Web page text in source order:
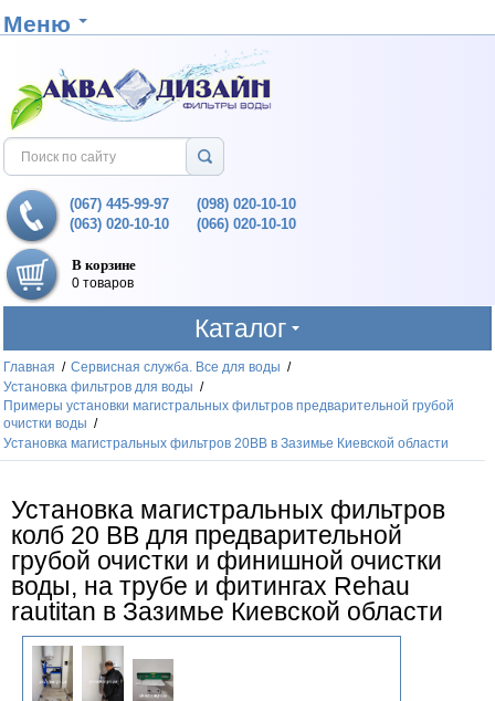
Меню
(067) 445-99-97
(063) 020-10-10
(098) 020-10-10
(066) 020-10-10
В корзине
0 товаров
Каталог
Главная / Сервисная служба. Все для воды /
Установка фильтров для воды /
Примеры установки магистральных фильтров предварительной грубой
очистки воды /
Установка магистральных фильтров 20ВВ в Зазимье Киевской области
Установка магистральных фильтров
колб 20 ВВ для предварительной
грубой очистки и финишной очистки
воды, на трубе и фитингах Rehau
rautitan в Зазимье Киевской области